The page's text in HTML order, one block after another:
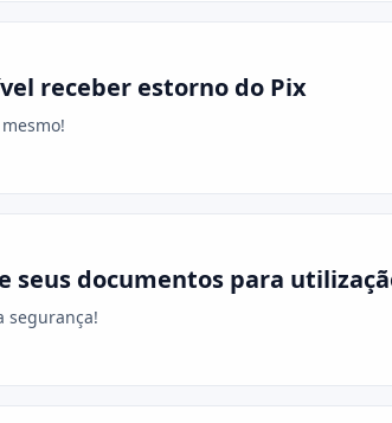
receber estorno do Pix
seus documentos para
segurança!